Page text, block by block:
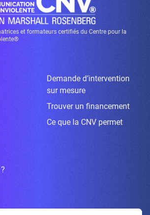
et formateurs certifiés du Centre pour la
Demande d’intervention
sur mesure
Trouver un financement
Ce que la CNV permet